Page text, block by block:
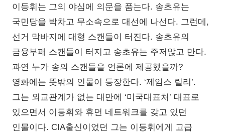
이등휘는 그의 야심에 의문을 품는다. 송초유는
국민당을 박차고 무소속으로 대선에 나선다. 그런데,
선거 막바지에 대형 스캔들이 터진다. 송초유의
금융부패 스캔들이 터지고 송초유는 주저앉고 만다.
과연 누가 송의 스캔들을 언론에 제공했을까?
영화에는 뜻밖의 인물이 등장한다. ‘제임스 릴리’.
그는 외교관계가 없는 대만에 ‘미국대표처’ 대표로
있으면서 이등휘와 휴먼 네트워크를 갖고 있던
인물이다. CIA출신이었던 그는 이등휘에게 고급